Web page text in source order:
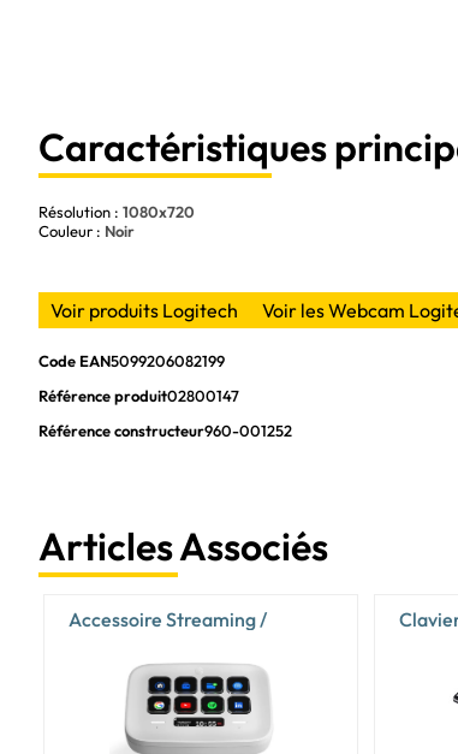
Caractéristiques
Résolution : 1080x720
Couleur : Noir
Voir produits Logitech Voir les Webcam
Code EAN5099206082199
Référence produit02800147
Référence constructeur960-001252
Articles Associés
Accessoire Streaming /